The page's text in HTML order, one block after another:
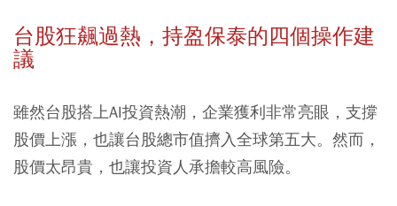
台股狂飆過熱，持盈保泰的四個操作建
議
雖然台股搭上AI投資熱潮，企業獲利非常亮眼，支撐
股價上漲，也讓台股總市值擠入全球第五大。然而，
股價太昂貴，也讓投資人承擔較高風險。